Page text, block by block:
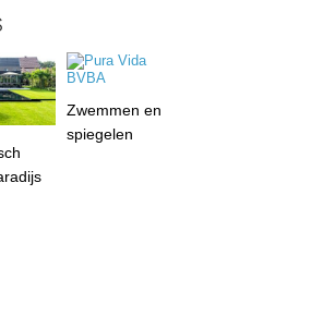
Zwemmen en
spiegelen